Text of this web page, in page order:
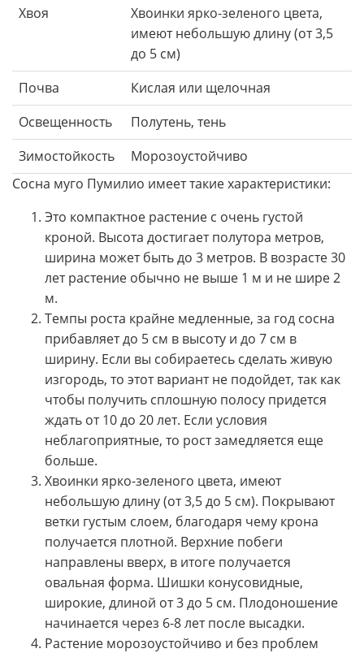
Хвоя
Хвоинки ярко-зеленого цвета,
имеют небольшую длину (от 3,5
до 5 см)
Почва
Кислая или щелочная
Освещенность
Полутень, тень
Зимостойкость
Морозоустойчиво
Сосна муго Пумилио имеет такие характеристики:
Это компактное растение с очень густой
кроной. Высота достигает полутора метров,
ширина может быть до 3 метров. В возрасте 30
лет растение обычно не выше 1 м и не шире 2
м.
Темпы роста крайне медленные, за год сосна
прибавляет до 5 см в высоту и до 7 см в
ширину. Если вы собираетесь сделать живую
изгородь, то этот вариант не подойдет, так как
чтобы получить сплошную полосу придется
ждать от 10 до 20 лет. Если условия
неблагоприятные, то рост замедляется еще
больше.
Хвоинки ярко-зеленого цвета, имеют
небольшую длину (от 3,5 до 5 см). Покрывают
ветки густым слоем, благодаря чему крона
получается плотной. Верхние побеги
направлены вверх, в итоге получается
овальная форма. Шишки конусовидные,
широкие, длиной от 3 до 5 см. Плодоношение
начинается через 6-8 лет после высадки.
Растение морозоустойчиво и без проблем